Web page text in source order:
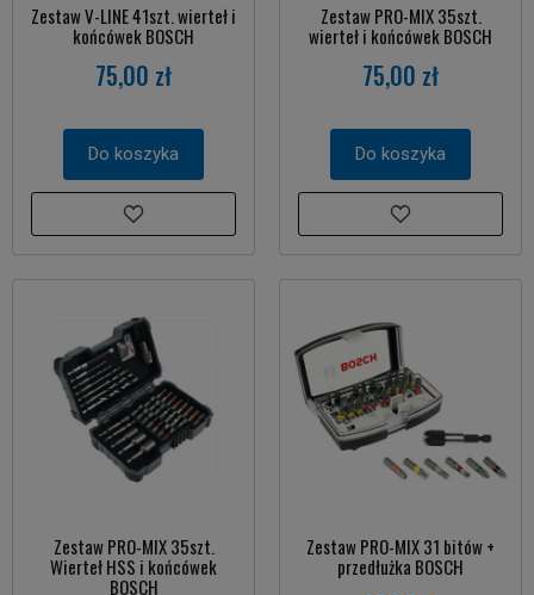
Zestaw V-LINE 41szt. wierteł i
końcówek BOSCH
75,00 zł
Do koszyka
Zestaw PRO-MIX 35szt.
wierteł i końcówek BOSCH
75,00 zł
Do koszyka
Zestaw PRO-MIX 35szt.
Wierteł HSS i końcówek
BOSCH
Zestaw PRO-MIX 31 bitów +
przedłużka BOSCH